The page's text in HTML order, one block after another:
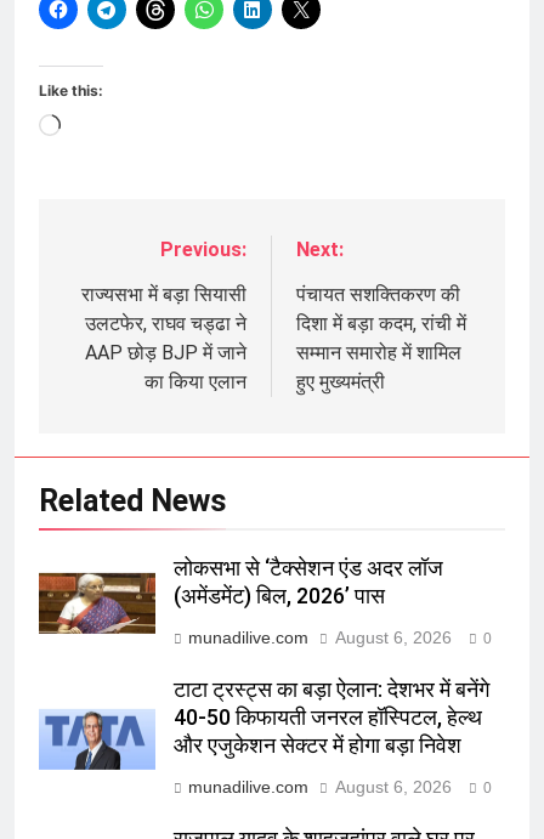
Like this:
Loading…
navigation
Previous:
राज्यसभा में बड़ा सियासी
उलटफेर, राघव चड्ढा ने
AAP छोड़ BJP में जाने
का किया एलान
Next:
पंचायत सशक्तिकरण की
दिशा में बड़ा कदम, रांची में
सम्मान समारोह में शामिल
हुए मुख्यमंत्री
Related News
लोकसभा से ‘टैक्सेशन एंड अदर लॉज
(अमेंडमेंट) बिल, 2026’ पास
munadilive.com August 6, 2026 0
टाटा ट्रस्ट्स का बड़ा ऐलान: देशभर में बनेंगे
40-50 किफायती जनरल हॉस्पिटल, हेल्थ
और एजुकेशन सेक्टर में होगा बड़ा निवेश
munadilive.com August 6, 2026 0